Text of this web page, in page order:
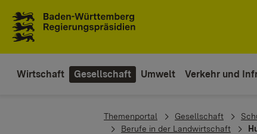
Wirtschaft Gesellschaft Umwelt Verkehr und
You are here:
Themenportal Gesellschaft
Berufe in der Landwirtschaft